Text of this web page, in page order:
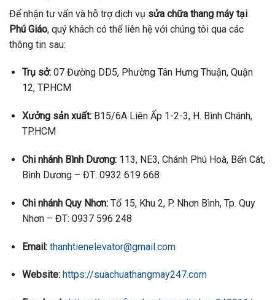
Để nhận tư vấn và hỗ trợ dịch vụ sửa chữa thang máy tại
Phú Giáo, quý khách có thể liên hệ với chúng tôi qua các
thông tin sau:
Trụ sở:07 Đường DD5, Phường Tân Hưng Thuận, Quận
12, TP.HCM
Xưởng sản xuất:B15/6A Liên Ấp 1-2-3, H. Bình Chánh,
TP.HCM
Chi nhánh Bình Dương:113, NE3, Chánh Phú Hoà, Bến Cát,
Bình Dương – ĐT: 0932 619 668
Chi nhánh Quy Nhơn:Tổ 15, Khu 2, P. Nhơn Bình, Tp. Quy
Nhơn – ĐT: 0937 596 248
Email: thanhtienelevator@gmail.com
Website: https://suachuathangmay247.com